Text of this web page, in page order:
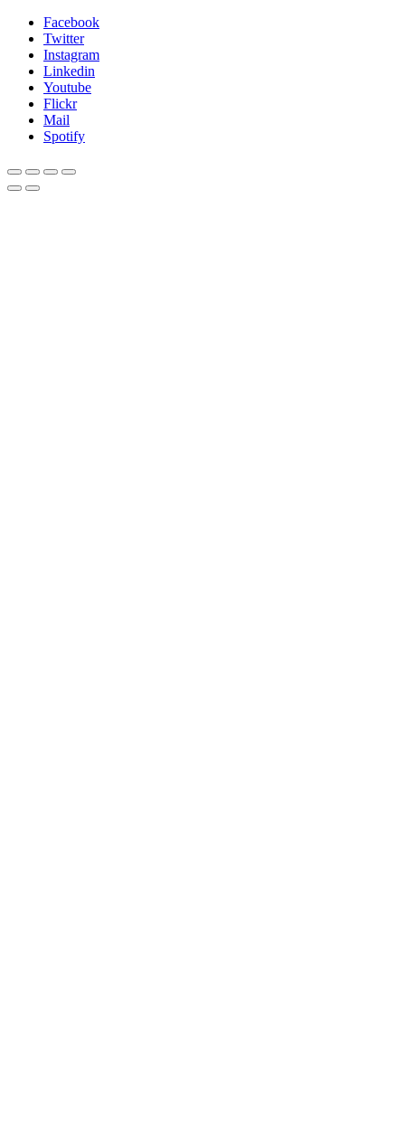
Facebook
Twitter
Instagram
Linkedin
Youtube
Flickr
Mail
Spotify